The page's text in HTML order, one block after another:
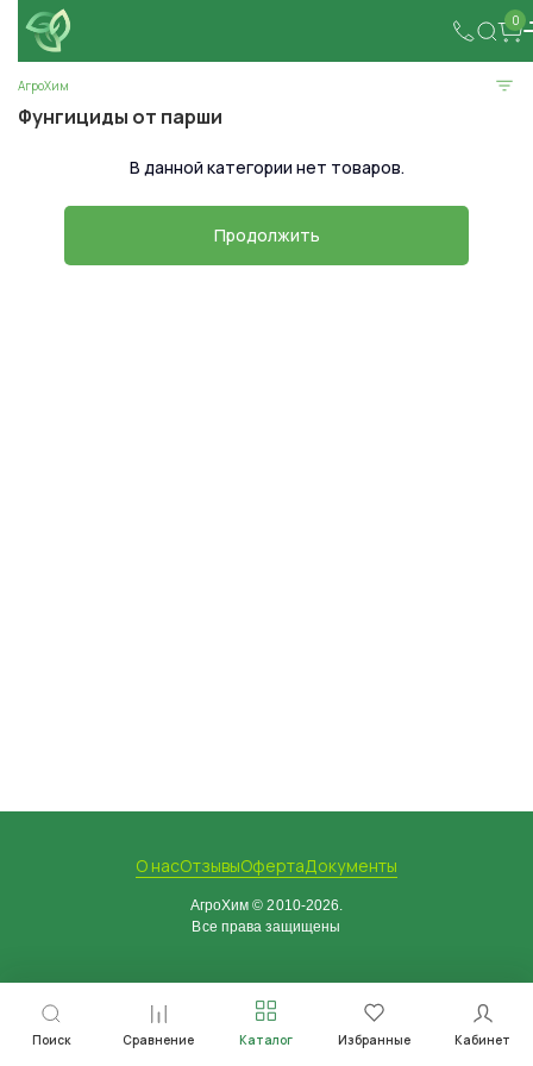
0
Поиск Сравнение Каталог Избранные Кабинет
АгроХим
Фунгициды от парши
В данной категории нет товаров.
Продолжить
О насОтзывыОфертаДокументы
АгроХим © 2010-2026.
Все права защищены